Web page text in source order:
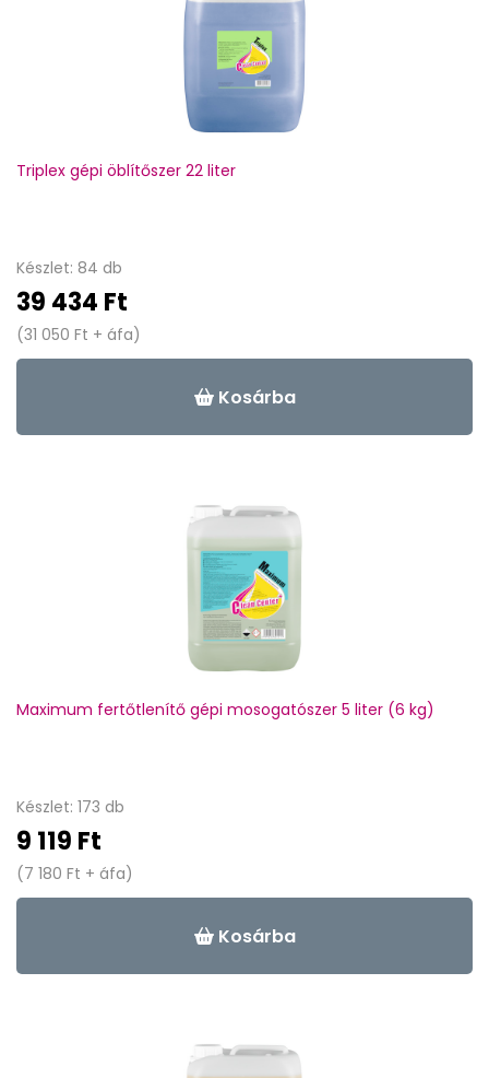
Triplex gépi öblítőszer 22 liter
Készlet: 84 db
39 434 Ft
(31 050 Ft + áfa)
Kosárba
Maximum fertőtlenítő gépi mosogatószer 5 liter (6 kg)
Készlet: 173 db
9 119 Ft
(7 180 Ft + áfa)
Kosárba